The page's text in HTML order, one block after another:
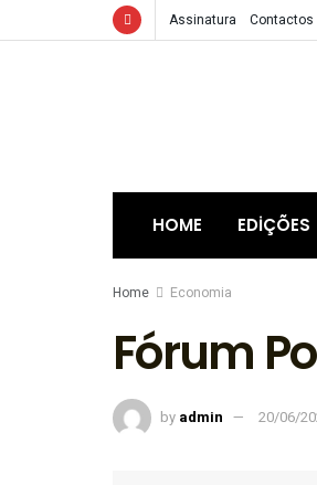
Assinatura Contactos
HOME EDIÇÕES
Home Economia
Fórum
by admin 20/06/